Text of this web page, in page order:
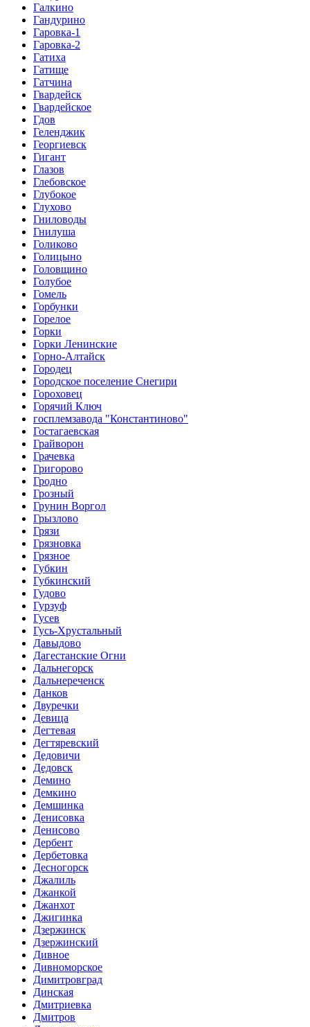
Галкино
Гандурино
Гаровка-1
Гаровка-2
Гатиха
Гатище
Гатчина
Гвардейск
Гвардейское
Гдов
Геленджик
Георгиевск
Гигант
Глазов
Глебовское
Глубокое
Глухово
Гниловоды
Гнилуша
Голиково
Голицыно
Головщино
Голубое
Гомель
Горбунки
Горелое
Горки
Горки Ленинские
Горно-Алтайск
Городец
Городское поселение Снегири
Гороховец
Горячий Ключ
госплемзавода "Константиново"
Гостагаевская
Грайворон
Грачевка
Григорово
Гродно
Грозный
Грунин Воргол
Грызлово
Грязи
Грязновка
Грязное
Губкин
Губкинский
Гудово
Гурзуф
Гусев
Гусь-Хрустальный
Давыдово
Дагестанские Огни
Дальнегорск
Дальнереченск
Данков
Двуречки
Девица
Дегтевая
Дегтяревский
Дедовичи
Дедовск
Демино
Демкино
Демшинка
Денисовка
Денисово
Дербент
Дербетовка
Десногорск
Джалиль
Джанкой
Джанхот
Джигинка
Дзержинск
Дзержинский
Дивное
Дивноморское
Димитровград
Динская
Дмитриевка
Дмитров